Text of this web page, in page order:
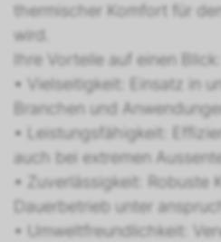
thermischer Komfort für
wird.
Ihre Vorteile auf einen Blick:
• Vielseitigkeit: Einsatz in
Branchen und
• Leistungsfähigkeit:
auch bei extremen
• Zuverlässigkeit: Robuste
Dauerbetrieb unter
• Umweltfreundlichkeit: